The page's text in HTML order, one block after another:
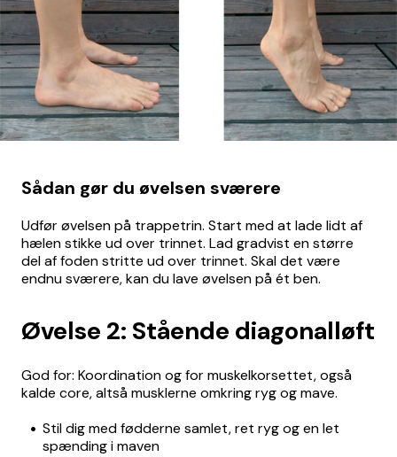
Sådan gør du øvelsen sværere
Udfør øvelsen på trappetrin. Start med at lade lidt af
hælen stikke ud over trinnet. Lad gradvist en større
del af foden stritte ud over trinnet. Skal det være
endnu sværere, kan du lave øvelsen på ét ben.
Øvelse 2: Stående diagonalløft
God for: Koordination og for muskelkorsettet, også
kalde core, altså musklerne omkring ryg og mave.
Stil dig med fødderne samlet, ret ryg og en let
spænding i maven